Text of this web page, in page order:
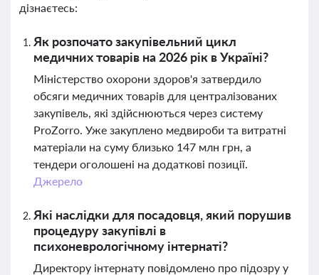
дізнаєтесь:
Як розпочато закупівельний цикл
медичних товарів на 2026 рік в Україні?
Міністерство охорони здоров'я затвердило
обсяги медичних товарів для централізованих
закупівель, які здійснюються через систему
ProZorro. Уже закуплено медвироби та витратні
матеріали на суму близько 147 млн грн, а
тендери оголошені на додаткові позиції.
Джерело
Які наслідки для посадовця, який порушив
процедуру закупівлі в
психоневрологічному інтернаті?
Директору інтернату повідомлено про підозру у